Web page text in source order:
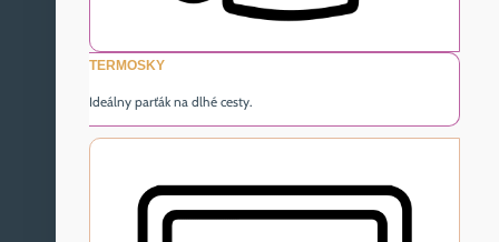
TERMOSKY
Ideálny parťák na dlhé cesty.